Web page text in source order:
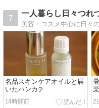
7
一人暮らし日々つれ
名品スキンケアオイルと届
いたハンカチ
14時間前
2